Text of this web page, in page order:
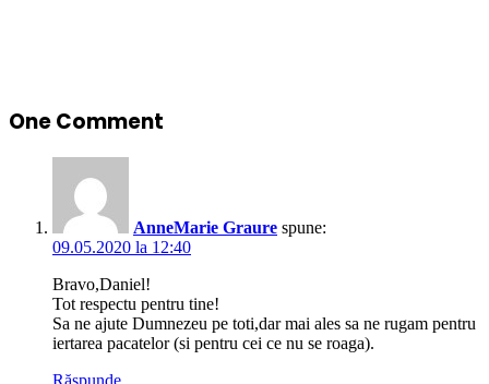
One Comment
AnneMarie Graure spune:
09.05.2020 la 12:40
Bravo,Daniel!
Tot respectu pentru tine!
Sa ne ajute Dumnezeu pe toti,dar mai ales sa ne rugam pentru
iertarea pacatelor (si pentru cei ce nu se roaga).